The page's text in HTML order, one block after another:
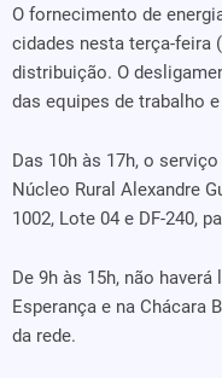
O fornecimento de
cidades nesta terça-feira
distribuição. O
das equipes de trabalho
Das 10h às 17h, o
Núcleo Rural Alexandre
1002, Lote 04 e DF-240,
De 9h às 15h, não
Esperança e na Chácara
da rede.